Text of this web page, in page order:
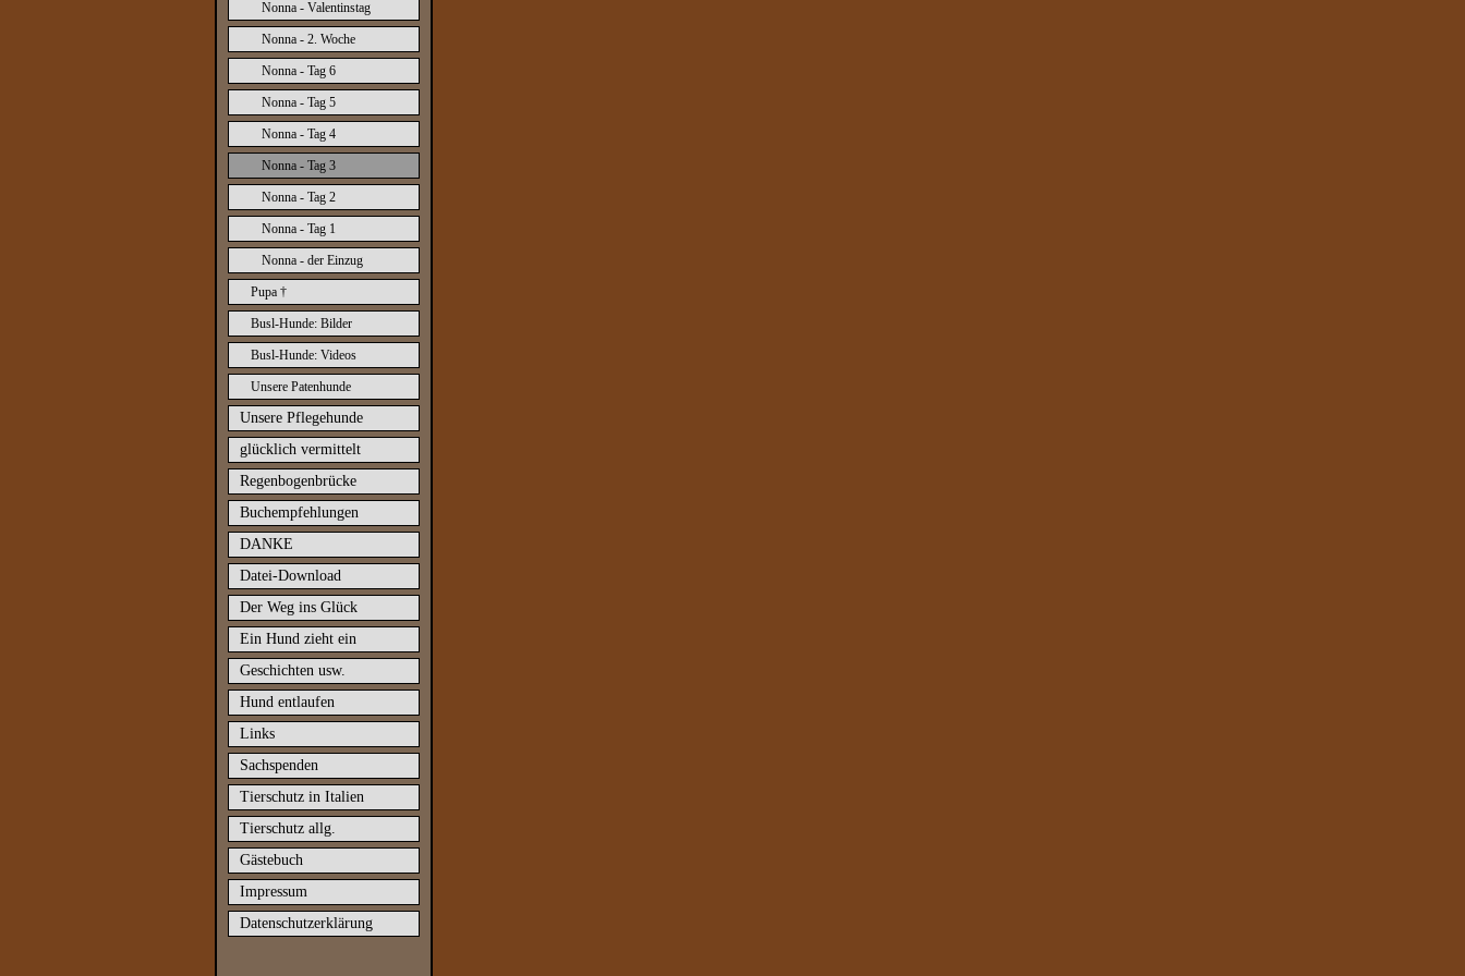
Nonna - Valentinstag
Nonna - 2. Woche
Nonna - Tag 6
Nonna - Tag 5
Nonna - Tag 4
Nonna - Tag 3
Nonna - Tag 2
Nonna - Tag 1
Nonna - der Einzug
Pupa †
Busl-Hunde: Bilder
Busl-Hunde: Videos
Unsere Patenhunde
Unsere Pflegehunde
glücklich vermittelt
Regenbogenbrücke
Buchempfehlungen
DANKE
Datei-Download
Der Weg ins Glück
Ein Hund zieht ein
Geschichten usw.
Hund entlaufen
Links
Sachspenden
Tierschutz in Italien
Tierschutz allg.
Gästebuch
Impressum
Datenschutzerklärung